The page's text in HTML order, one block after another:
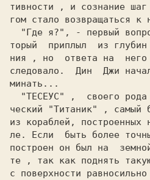
тивности , и сознание
гом стало возвращаться
торый  приплыл  из глубин
ния , но  ответа на
следовало.  Дин  Джи
ческий "Титаник" , самый
из кораблей, построенных
ле. Если  быть более
построен он был на
те , так как поднять
с поверхности